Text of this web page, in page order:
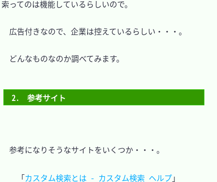
索ってのは機能しているらしいので。
広告付きなので、企業は控えているらしい・・・。
どんなものなのか調べてみます。
2.　参考サイト
参考になりそうなサイトをいくつか・・・。
「カスタム検索とは - カスタム検索 ヘルプ」